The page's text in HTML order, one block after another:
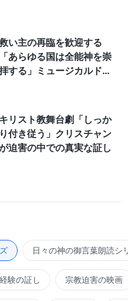
い主の再臨を歓迎する
「あらゆる国は全能神を崇
する」ミュージカルドラ
キリスト教舞台劇「しっか
り付き従う」クリスチャン
迫害の中での真実な証し
日々の神の御言葉朗読シ
験の証し 宗教迫害の映画